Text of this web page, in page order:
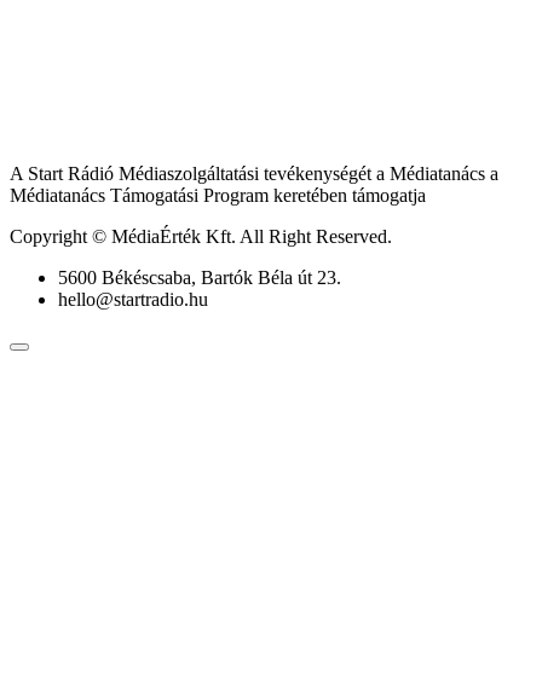
A Start Rádió Médiaszolgáltatási tevékenységét a Médiatanács a
Médiatanács Támogatási Program keretében támogatja
Copyright © MédiaÉrték Kft. All Right Reserved.
5600 Békéscsaba, Bartók Béla út 23.
hello@startradio.hu